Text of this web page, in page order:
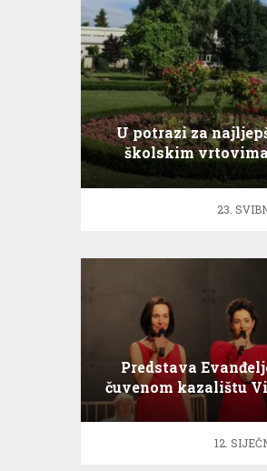
U potrazi za
školskim
Republici
23.
Predstava
čuvenom kazalištu
Lausanni
12.